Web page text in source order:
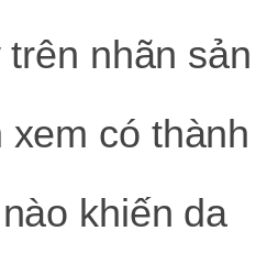
trên nhãn sản
xem có thành
khiến da